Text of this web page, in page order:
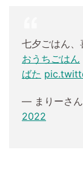
七夕ごはん
おうちごはん
ばた
— まりーさ
2022